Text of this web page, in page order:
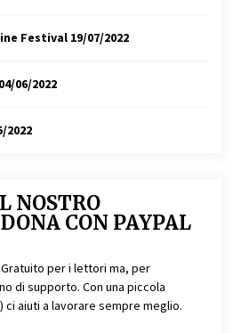
Festival 19/07/2022
04/06/2022
2022
NOSTRO
CON PAYPAL
per i lettori ma, per
di supporto. Con una piccola
ci aiuti a lavorare sempre meglio.